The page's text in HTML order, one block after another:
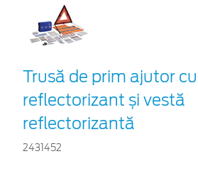
Trusă de prim ajutor
reflectorizant și vestă
reflectorizantă
2431452